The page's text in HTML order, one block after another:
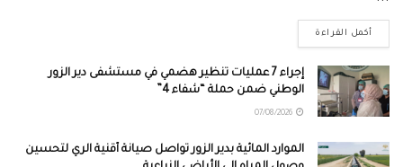
أكمل القراءة
إجراء 7 عمليات تنظير هضمي في مستشفى دير الزور
الوطني ضمن حملة “شفاء 4”
الموارد المائية بدير الزور تواصل صيانة أقنية الري لتحسين